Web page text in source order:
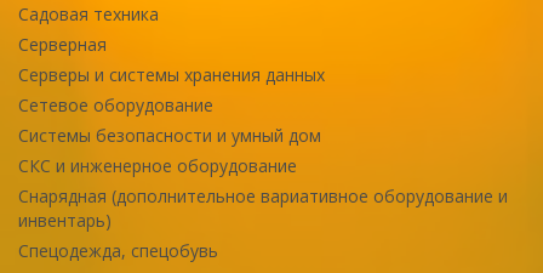
Садовая техника
Серверная
Серверы и системы хранения данных
Сетевое оборудование
Системы безопасности и умный дом
СКС и инженерное оборудование
Снарядная (дополнительное вариативное оборудование и
инвентарь)
Спецодежда, спецобувь